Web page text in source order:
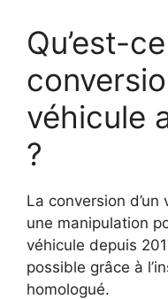
Qu’est-
véhicule
?
La conversion
une manipulation
véhicule depuis
possible grâce à
homologué.